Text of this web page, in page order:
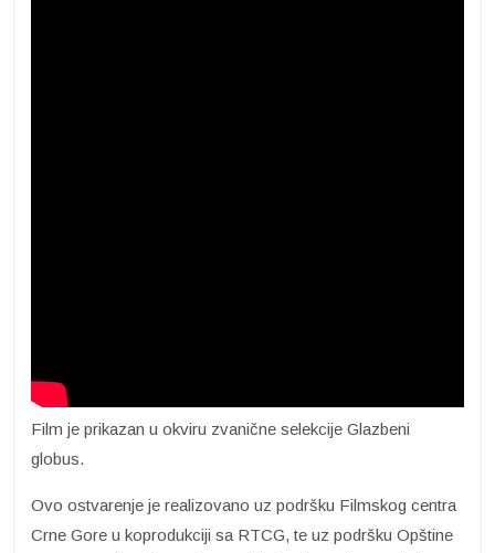
Film je prikazan u okviru zvanične selekcije Glazbeni
globus.
Ovo ostvarenje je realizovano uz podršku Filmskog centra
Crne Gore u koprodukciji sa RTCG, te uz podršku Opštine